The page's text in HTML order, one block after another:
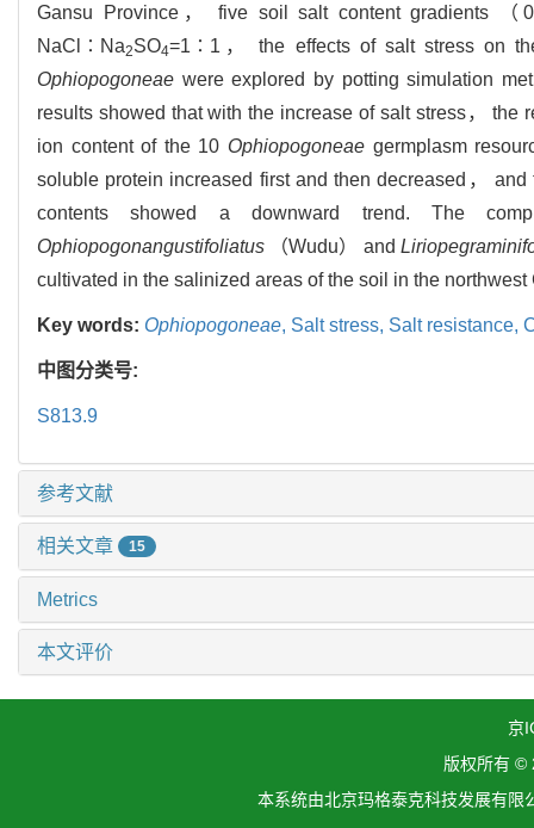
Gansu Province， five soil salt content gradients
NaCl∶Na2SO4=1∶1， the effects of salt stress on
Ophiopogoneae were explored by potting simulation
results showed that with the increase of salt stress，
ion content of the 10 Ophiopogoneae germplasm
soluble protein increased first and then decreased，
contents showed a downward trend. The
Ophiopogonangustifoliatus （Wudu） and Liriope
cultivated in the salinized areas of the soil in the northwest
Key words: Ophiopogoneae, Salt stress, Salt resistance,
中图分类号:
S813.9
参考文献
相关文章 15
Metrics
本文评价
京
版权所有 ©
本系统由北京玛格泰克科技发展有